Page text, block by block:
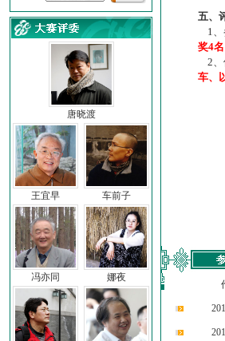
唐晓渡
王宜早 车前子
冯亦同 娜夜
五、
1、
奖4
2、
车、